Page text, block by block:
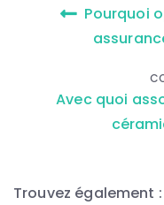
Pourquoi
Avec quoi
Trouvez également :